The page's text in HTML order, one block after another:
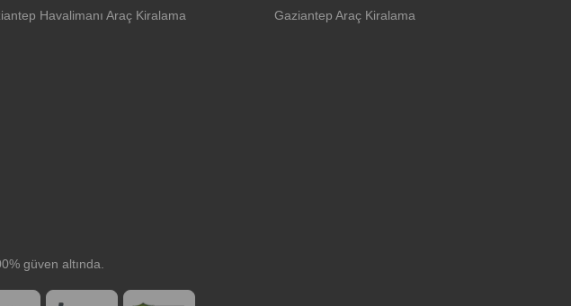
Havalimanı Araç Kiralama
Gaziantep Araç Kiralama
güven altında.